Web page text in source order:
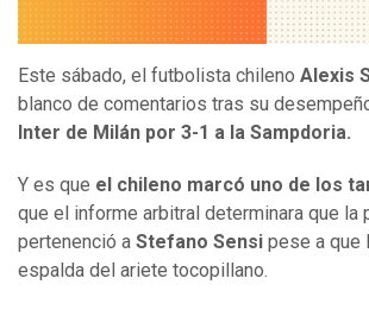
Este sábado, el futbolista chileno Alexis
blanco de comentarios tras su
Inter de Milán por 3-1 a la Sampdoria.
Y es que el chileno marcó uno de los
que el informe arbitral determinara que la
pertenenció a Stefano Sensi pese a que
espalda del ariete tocopillano.